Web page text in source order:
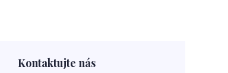
Kontaktujte nás